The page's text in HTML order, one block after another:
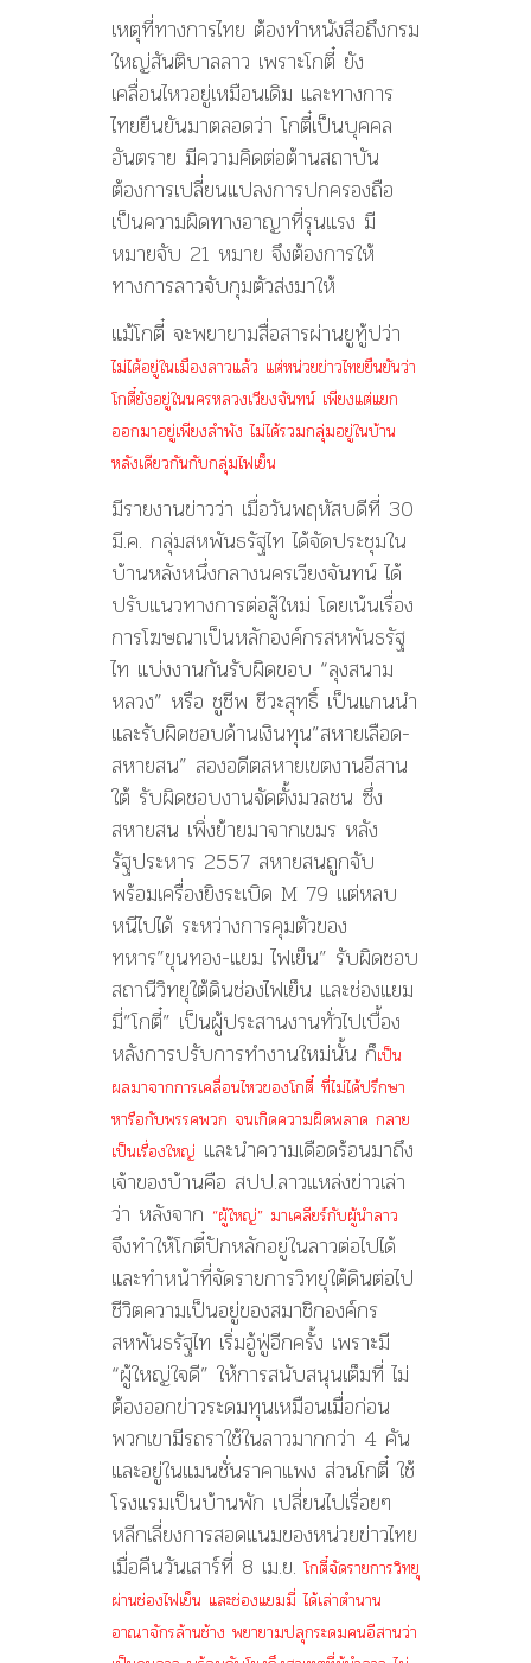
เหตุที่ทางการไทย ต้องทำหนังสือถึงกรม
ใหญ่สันติบาลลาว เพราะโกตี๋ ยัง
เคลื่อนไหวอยู่เหมือนเดิม และทางการ
ไทยยืนยันมาตลอดว่า โกตี๋เป็นบุคคล
อันตราย มีความคิดต่อต้านสถาบัน
ต้องการเปลี่ยนแปลงการปกครองถือ
เป็นความผิดทางอาญาที่รุนแรง มี
หมายจับ 21 หมาย จึงต้องการให้
ทางการลาวจับกุมตัวส่งมาให้
แม้โกตี๋ จะพยายามสื่อสารผ่านยูทู้ปว่า
ไม่ได้อยู่ในเมืองลาวแล้ว แต่หน่วยข่าวไทยยืนยันว่า
โกตี๋ยังอยู่ในนครหลวงเวียงจันทน์ เพียงแต่แยก
ออกมาอยู่เพียงลำพัง ไม่ได้รวมกลุ่มอยู่ในบ้าน
หลังเดียวกันกับกลุ่มไฟเย็น
มีรายงานข่าวว่า เมื่อวันพฤหัสบดีที่ 30
มี.ค. กลุ่มสหพันธรัฐไท ได้จัดประชุมใน
บ้านหลังหนึ่งกลางนครเวียงจันทน์ ได้
ปรับแนวทางการต่อสู้ใหม่ โดยเน้นเรื่อง
การโฆษณาเป็นหลักองค์กรสหพันธรัฐ
ไท แบ่งงานกันรับผิดขอบ “ลุงสนาม
หลวง” หรือ ชูชีพ ชีวะสุทธิ์ เป็นแกนนำ
และรับผิดชอบด้านเงินทุน”สหายเลือด-
สหายสน” สองอดีตสหายเขตงานอีสาน
ใต้ รับผิดชอบงานจัดตั้งมวลชน ซึ่ง
สหายสน เพิ่งย้ายมาจากเขมร หลัง
รัฐประหาร 2557 สหายสนถูกจับ
พร้อมเครื่องยิงระเบิด M 79 แต่หลบ
หนีไปได้ ระหว่างการคุมตัวของ
ทหาร”ขุนทอง-แยม ไฟเย็น” รับผิดชอบ
สถานีวิทยุใต้ดินช่องไฟเย็น และช่องแยม
มี่”โกตี๋” เป็นผู้ประสานงานทั่วไปเบื้อง
หลังการปรับการทำงานใหม่นั้น ก็เป็น
ผลมาจากการเคลื่อนไหวของโกตี๋ ที่ไม่ได้ปรึกษา
หารือกับพรรคพวก จนเกิดความผิดพลาด กลาย
เป็นเรื่องใหญ่ และนำความเดือดร้อนมาถึง
เจ้าของบ้านคือ สปป.ลาวแหล่งข่าวเล่า
ว่า หลังจาก “ผู้ใหญ่” มาเคลียร์กับผู้นำลาว
จึงทำให้โกตี๋ปักหลักอยู่ในลาวต่อไปได้
และทำหน้าที่จัดรายการวิทยุใต้ดินต่อไป
ชีวิตความเป็นอยู่ของสมาชิกองค์กร
สหพันธรัฐไท เริ่มอู้ฟู่อีกครั้ง เพราะมี
“ผู้ใหญ่ใจดี” ให้การสนับสนุนเต็มที่ ไม่
ต้องออกข่าวระดมทุนเหมือนเมื่อก่อน
พวกเขามีรถราใช้ในลาวมากกว่า 4 คัน
และอยู่ในแมนชั่นราคาแพง ส่วนโกตี๋ ใช้
โรงแรมเป็นบ้านพัก เปลี่ยนไปเรื่อยๆ
หลีกเลี่ยงการสอดแนมของหน่วยข่าวไทย
เมื่อคืนวันเสาร์ที่ 8 เม.ย. โกตี๋จัดรายการวิทยุ
ผ่านช่องไฟเย็น และช่องแยมมี่ ได้เล่าตำนาน
อาณาจักรล้านช้าง พยายามปลุกระดมคนอีสานว่า